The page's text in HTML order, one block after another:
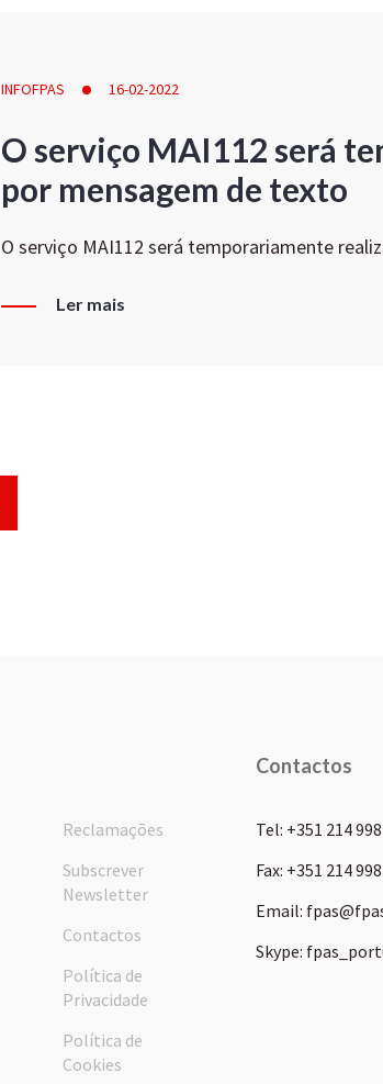
INFOFPAS 16-02-2022
O serviço MAI112 será
por mensagem de texto
O serviço MAI112 será temporariamente
Ler mais
Reclamações
Subscrever
Newsletter
Contactos
Política de
Privacidade
Política de
Cookies
Contactos
Tel: +351 214
Fax: +351 214
Email:
Skype: